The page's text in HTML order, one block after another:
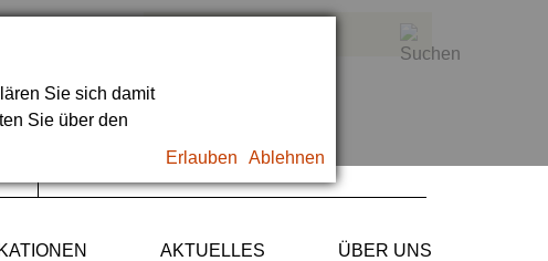
Sie sich damit
Sie über den
Erlauben Ablehnen
AKTUELLES ÜBER UNS